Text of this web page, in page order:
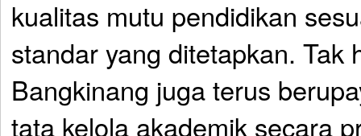
kualitas mutu pendidikan
standar yang ditetapkan. Tak
Bangkinang juga terus
tata kelola akademik secara